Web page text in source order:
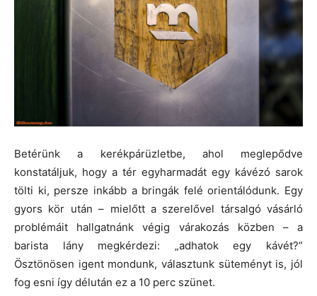
Betérünk a kerékpárüzletbe, ahol meglepődve
konstatáljuk, hogy a tér egyharmadát egy kávézó sarok
tölti ki, persze inkább a bringák felé orientálódunk. Egy
gyors kör után – mielőtt a szerelővel társalgó vásárló
problémáit hallgatnánk végig várakozás közben – a
barista lány megkérdezi: „adhatok egy kávét?”
Ösztönösen igent mondunk, választunk süteményt is, jól
fog esni így délután ez a 10 perc szünet.